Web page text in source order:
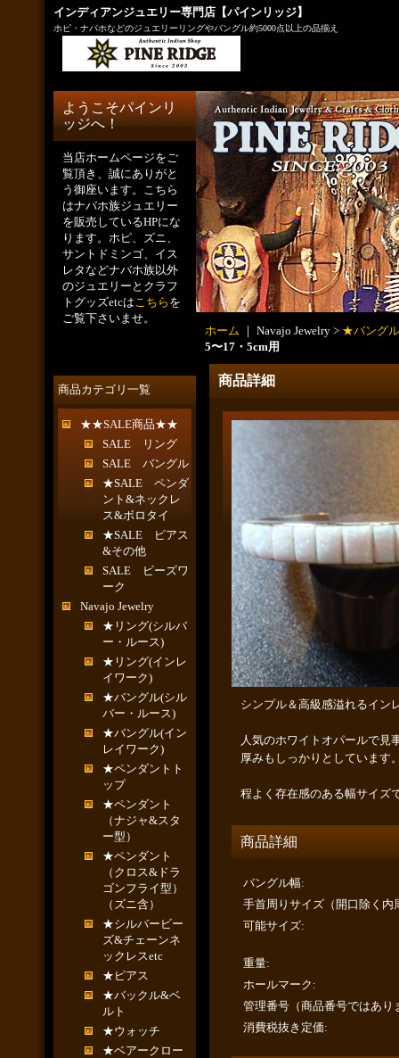
インディアンジュエリー専門店【パインリッジ】
ホピ・ナバホなどのジュエリーリングやバングル約5000点以上の品揃え
ようこそパインリ
ッジへ！
当店ホームページをご
覧頂き、誠にありがと
う御座います。こちら
はナバホ族ジュエリー
を販売しているHPにな
ります。ホピ、ズニ、
サントドミンゴ、イス
レタなどナバホ族以外
のジュエリーとクラフ
トグッズetcはこちら を
ご覧下さいませ。
商品カテゴリ一覧
★★SALE商品★★
SALE リング
SALE バングル
★SALE ペンダ
ント&ネックレ
ス&ボロタイ
★SALE ピアス
&その他
SALE ビーズワ
ーク
Navajo Jewelry
★リング(シルバ
ー・ルース)
★リング(インレ
イワーク)
★バングル(シル
バー・ルース)
★バングル(イン
レイワーク)
★ペンダントト
ップ
★ペンダント
（ナジャ&スタ
ー型）
★ペンダント
（クロス&ドラ
ゴンフライ型）
（ズニ含）
★シルバービー
ズ&チェーンネ
ックレスetc
★ピアス
★バックル&ベ
ルト
★ウォッチ
★ベアークロー
ホーム ｜ Navajo Jewelry > ★バング
5〜17・5cm用
商品詳細
シンプル＆高級感溢れるイン
人気のホワイトオパールで見
厚みもしっかりとしています
程よく存在感のある幅サイズ
商品詳細
バングル幅:
手首周りサイズ（開口除く内
可能サイズ:
重量:
ホールマーク :
管理番号（商品番号ではあり
消費税抜き定価: